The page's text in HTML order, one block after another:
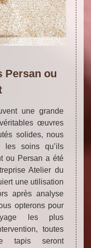
Persan ou
une grande
œuvres
solides, nous
les soins qu’ils
ou Persan a été
Atelier du
une utilisation
après analyse
opterons pour
les plus
toutes
tapis seront